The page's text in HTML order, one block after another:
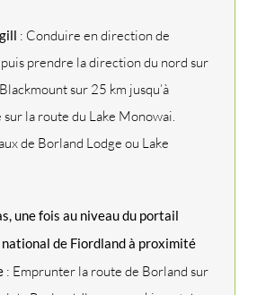
: Conduire en direction de
prendre la direction du nord sur
sur 25 km jusqu’à
la route du Lake Monowai.
de Borland Lodge ou Lake
une fois au niveau du portail
national de Fiordland à proximité
: Emprunter la route de Borland sur